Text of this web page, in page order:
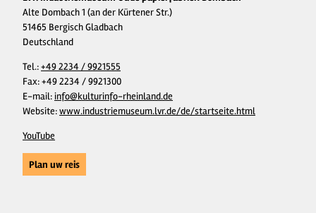
Alte Dombach 1 (an der Kürtener Str.)
51465 Bergisch Gladbach
Deutschland
Tel.:+49 2234 / 9921555
Fax:+49 2234 / 9921300
E-mail:info@kulturinfo-rheinland.de
Website:www.industriemuseum.lvr.de/de/startseite.html
YouTube
Plan uw reis